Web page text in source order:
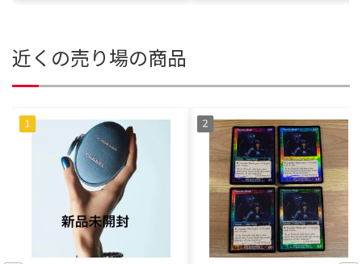
近くの売り場の商品